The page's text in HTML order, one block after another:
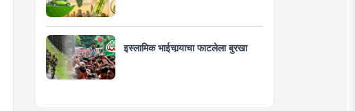
इस्लामिक भाईचार्‍याचा फाटलेला बुरखा